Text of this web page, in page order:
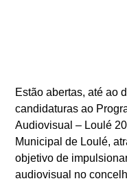
Estão abertas, até ao
candidaturas ao
Audiovisual – Loulé
Municipal de Loulé,
objetivo de
audiovisual no